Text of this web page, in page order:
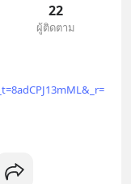
22
ผู้ติดตาม